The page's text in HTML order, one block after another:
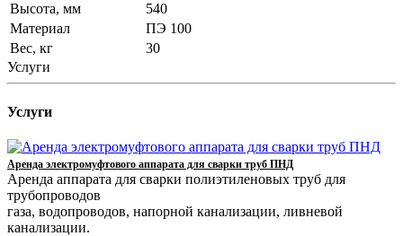
Высота, мм
540
Материал
ПЭ 100
Вес, кг
30
Услуги
Услуги
Аренда электромуфтового аппарата для сварки труб ПНД
Аренда аппарата для сварки полиэтиленовых труб для
трубопроводов
газа, водопроводов, напорной канализации, ливневой
канализации.